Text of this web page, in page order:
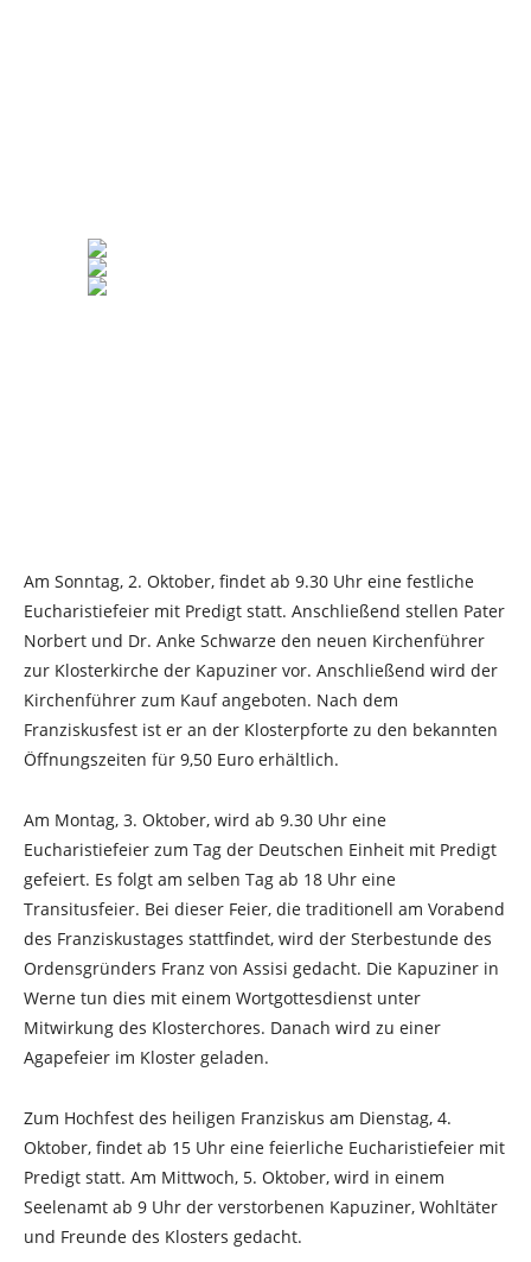
Am Sonntag, 2. Oktober, findet ab 9.30 Uhr eine festliche
Eucharistiefeier mit Predigt statt. Anschließend stellen Pater
Norbert und Dr. Anke Schwarze den neuen Kirchenführer
zur Klosterkirche der Kapuziner vor. Anschließend wird der
Kirchenführer zum Kauf angeboten. Nach dem
Franziskusfest ist er an der Klosterpforte zu den bekannten
Öffnungszeiten für 9,50 Euro erhältlich.
Am Montag, 3. Oktober, wird ab 9.30 Uhr eine
Eucharistiefeier zum Tag der Deutschen Einheit mit Predigt
gefeiert. Es folgt am selben Tag ab 18 Uhr eine
Transitusfeier. Bei dieser Feier, die traditionell am Vorabend
des Franziskustages stattfindet, wird der Sterbestunde des
Ordensgründers Franz von Assisi gedacht. Die Kapuziner in
Werne tun dies mit einem Wortgottesdienst unter
Mitwirkung des Klosterchores. Danach wird zu einer
Agapefeier im Kloster geladen.
Zum Hochfest des heiligen Franziskus am Dienstag, 4.
Oktober, findet ab 15 Uhr eine feierliche Eucharistiefeier mit
Predigt statt. Am Mittwoch, 5. Oktober, wird in einem
Seelenamt ab 9 Uhr der verstorbenen Kapuziner, Wohltäter
und Freunde des Klosters gedacht.